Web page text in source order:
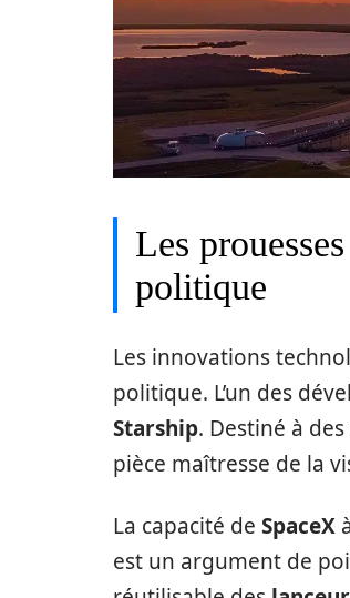
Les
politique
Les innovations
politique. L’un des
Starship. Destiné à
pièce maîtresse de la
La capacité de SpaceX
est un argument de